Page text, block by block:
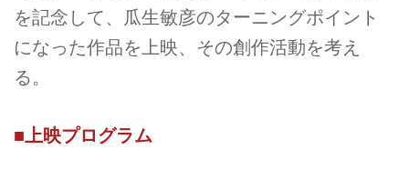
を記念して、瓜生敏彦のターニングポイント
になった作品を上映、その創作活動を考え
る。
■上映プログラム